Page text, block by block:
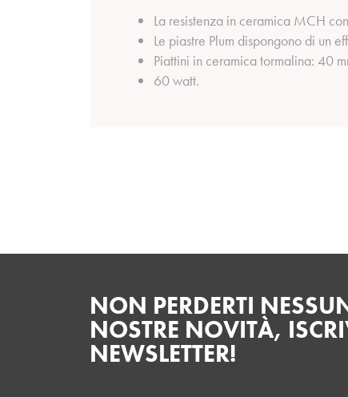
La resistenza in ceramica MCH
Le piastre Plum dispongono di un
Piattini in ceramica tormalina: 40
60 watt.
NON PERDERTI
NOSTRE NOVITÀ,
NEWSLETTER!